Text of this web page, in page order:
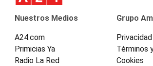
Nuestros Medios
A24.com
Primicias Ya
Radio La Red
Grupo
Privacidad
Términos
Cookies